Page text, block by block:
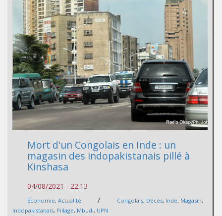
Mort d'un Congolais en Inde : un
magasin des indopakistanais pillé à
Kinshasa
04/08/2021 - 22:13
Économie, Actualité / Congolais, Décès, Inde, Magasin,
indopakistanais, Pillage, Mbudi, UPN